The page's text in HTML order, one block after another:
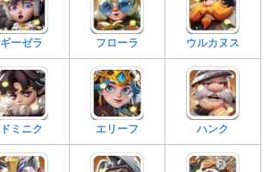
ギーゼラ フローラ ウルカヌス
ドミニク エリーフ ハンク